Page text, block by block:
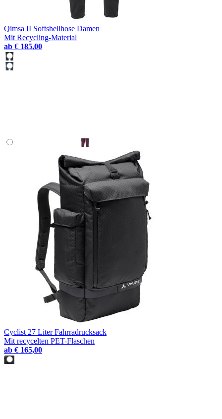
Qimsa II Softshellhose Damen
Mit Recycling-Material
ab € 185,00
Cyclist 27 Liter Fahrradrucksack
Mit recycelten PET-Flaschen
ab € 165,00